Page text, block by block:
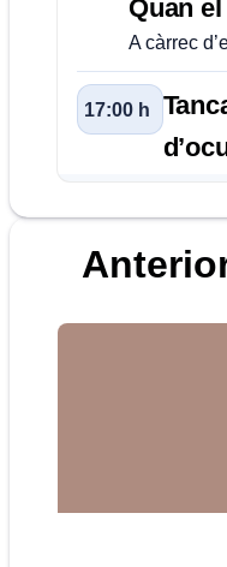
Quan
A càrrec
17:00 h